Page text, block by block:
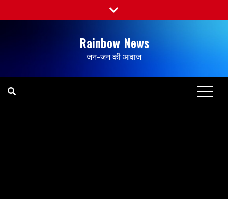
Rainbow News
जन-जन की आवाज